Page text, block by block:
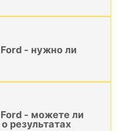
- нужно ли
- можете ли
результатах